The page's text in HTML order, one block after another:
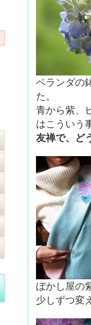
ベランダの
た。
青から紫、
はこういう
友禅で、ど
ぼかし屋の
少しずつ変